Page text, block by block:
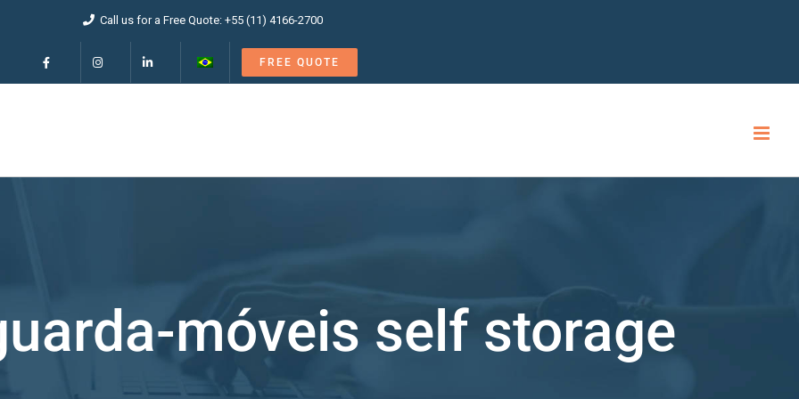
Call us for a Free Quote: +55 (11) 4166-2700
FREE QUOTE
móveis self storage